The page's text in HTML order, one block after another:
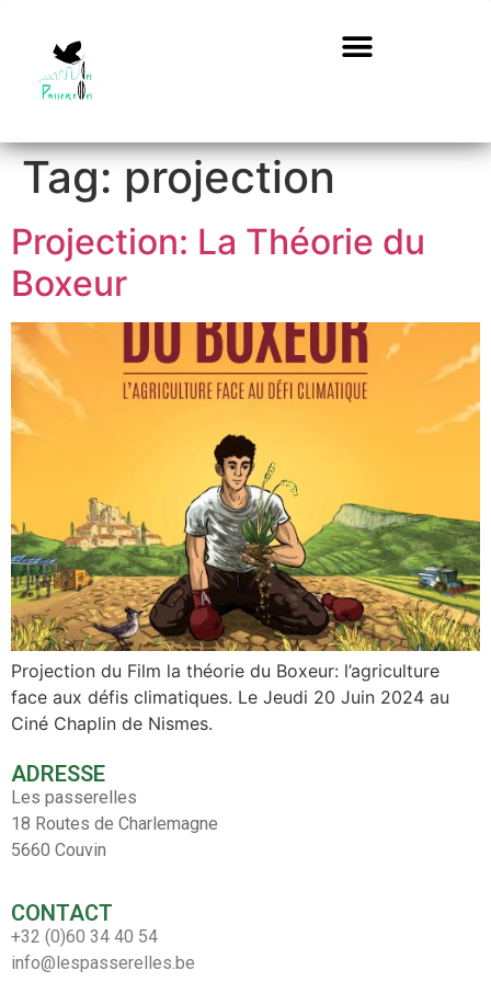
Tag: projection
Projection: La Théorie du
Boxeur
Projection du Film la théorie du Boxeur: l’agriculture
face aux défis climatiques. Le Jeudi 20 Juin 2024 au
Ciné Chaplin de Nismes.
ADRESSE
Les passerelles
18 Routes de Charlemagne
5660 Couvin
CONTACT
+32 (0)60 34 40 54
info@lespasserelles.be